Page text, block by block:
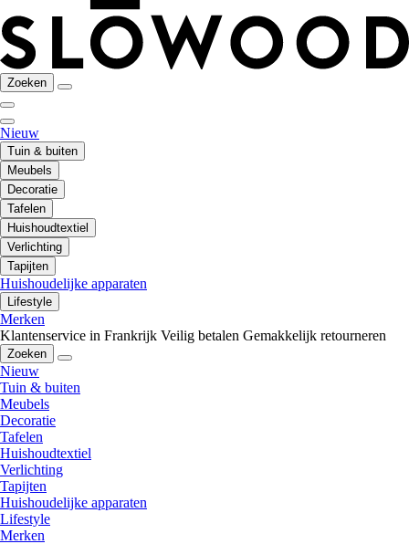
Zoeken
Nieuw
Tuin & buiten
Meubels
Decoratie
Tafelen
Huishoudtextiel
Verlichting
Tapijten
Huishoudelijke apparaten
Lifestyle
Merken
Klantenservice in Frankrijk Veilig betalen Gemakkelijk retourneren
Zoeken
Nieuw
Tuin & buiten
Meubels
Decoratie
Tafelen
Huishoudtextiel
Verlichting
Tapijten
Huishoudelijke apparaten
Lifestyle
Merken